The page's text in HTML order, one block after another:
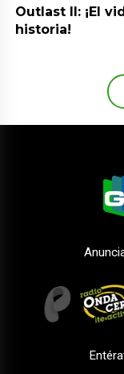
Outlast II: ¡El
historia!